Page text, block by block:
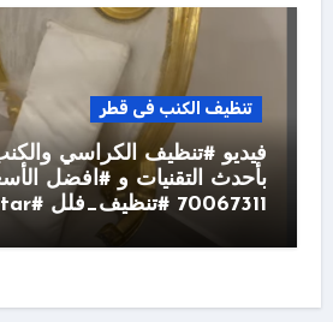
تنظيف الكنب فى قطر
فيديو #تنظيف الكراسي
بأحدث التقنيات و #افضل
70067311 #تنظيف_فلل #qatar #شركه